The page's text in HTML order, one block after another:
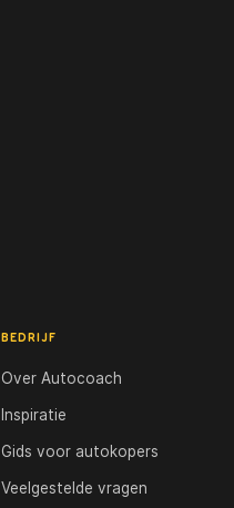
BEDRIJF
Over Autocoach
Inspiratie
Gids voor autokopers
Veelgestelde vragen